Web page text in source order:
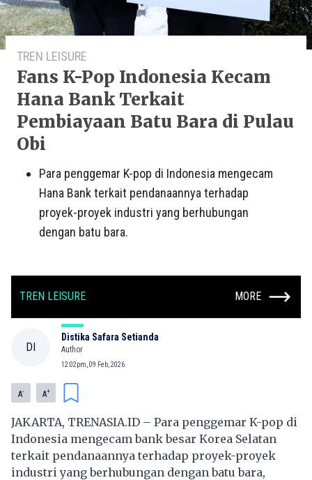
TREN LEISURE
Fans K-Pop Indonesia Kecam
Hana Bank Terkait
Pembiayaan Batu Bara di Pulau
Obi
Para penggemar K-pop di Indonesia mengecam
Hana Bank terkait pendanaannya terhadap
proyek-proyek industri yang berhubungan
dengan batu bara.
TREN LEISURE MORE
DI
Distika Safara Setianda
Author
12:02pm, 09 Feb, 2026
A- A+
JAKARTA, TRENASIA.ID – Para penggemar K-pop di
Indonesia mengecam bank besar Korea Selatan
terkait pendanaannya terhadap proyek-proyek
industri yang berhubungan dengan batu bara,